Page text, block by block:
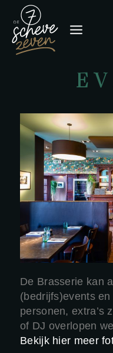
De Brasserie kan
(bedrijfs)events
personen, extra’s
of DJ overlopen
Bekijk hier meer